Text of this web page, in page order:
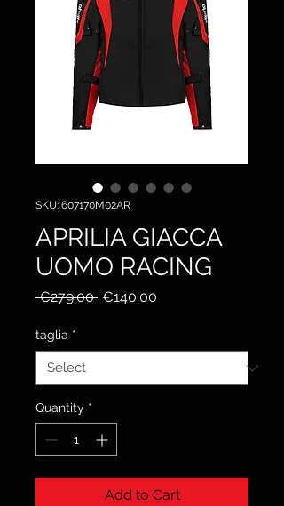
SKU: 607170M02AR
APRILIA GIACCA
UOMO RACING
€279.00 Regular
€140.00
taglia *
Quantity *
Add to Cart